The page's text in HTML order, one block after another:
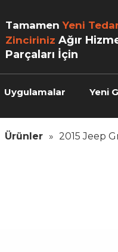
TamamenYeni
Zinciriniz Ağır
Parçaları İçin
Uygulamalar Yeni
Ürünler » 2015 Jeep